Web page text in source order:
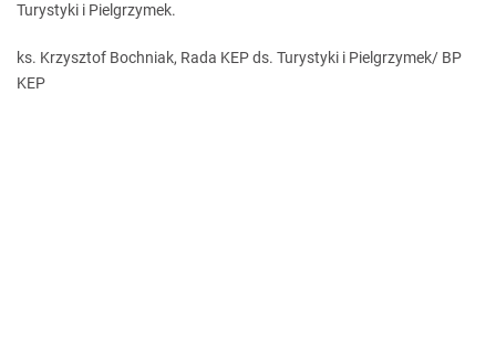
Turystyki i Pielgrzymek.
ks. Krzysztof Bochniak, Rada KEP ds. Turystyki i Pielgrzymek/ BP
KEP